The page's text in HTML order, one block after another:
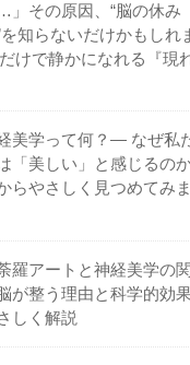
」その原因、“脳の休み
を知らないだけかもしれ
けで静かになれる『現
美学って何？― なぜ私
「美しい」と感じるのか
らやさしく見つめてみ
羅アートと神経美学の
脳が整う理由と科学的効
しく解説